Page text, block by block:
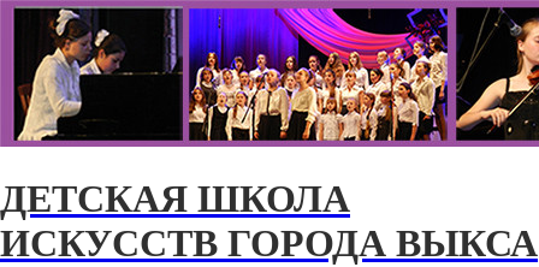
ДЕТСКАЯ ШКОЛА
ИСКУССТВ ГОРОДА ВЫКСА